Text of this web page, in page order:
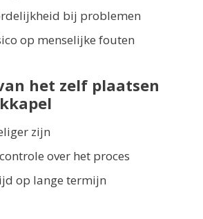
bij problemen
op menselijke fouten
het zelf plaatsen
zijn
over het proces
op lange termijn